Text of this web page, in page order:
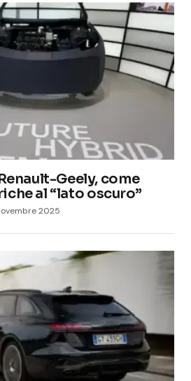
Geely, come
al “lato oscuro”
2025